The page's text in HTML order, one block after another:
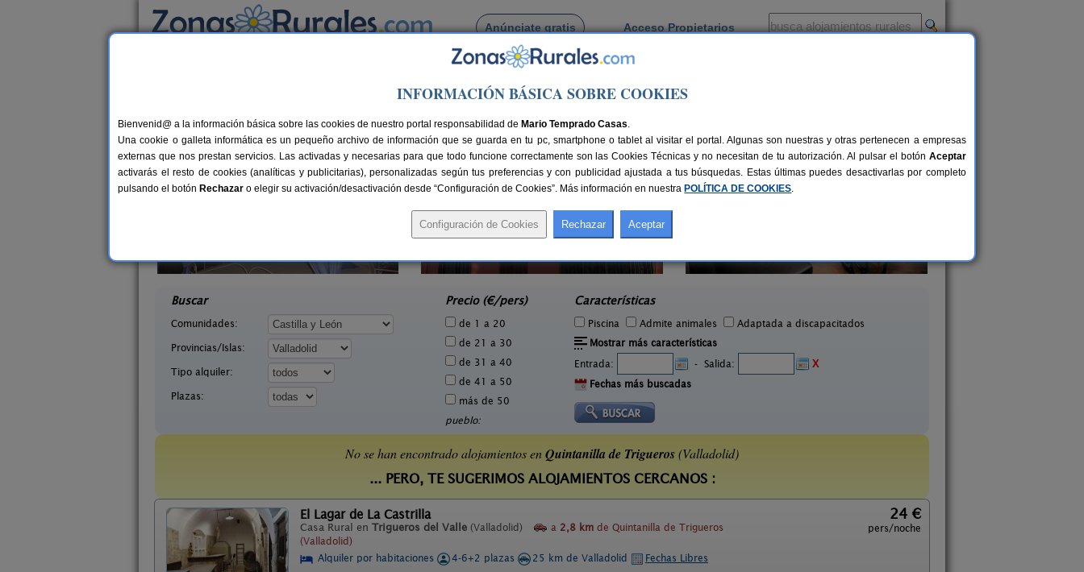
Anúnciate gratis Acceso Propietarios
Busca por pueblo
> Quintanilla de Trigueros
Casas Rurales cerca de Quintanilla de Trigueros
30 €
La Casa del Medio
Buscar
Comunidades:
Provincias/Islas:
Tipo alquiler:
Plazas:
Precio (€/pers)
de 1 a 20
de 21 a 30
de 31 a 40
de 41 a 50
más de 50
pueblo:
Características
Piscina Admite animales
Adaptada a discapacitados
Mostrar más características
Entrada:
- Salida:
X
Fechas más buscadas
No se han encontrado alojamientos enQuintanilla de Trigueros(Valladolid)
... PERO, TE SUGERIMOS ALOJAMIENTOS CERCANOS :
El Lagar de La Castrilla
Casa Rural en Trigueros del Valle (Valladolid) a 2,8 km de Quintanilla de Trigueros
(Valladolid)
24 €
pers/noche
Alquiler por habitaciones 4-6+2 plazas 25 km de Valladolid
Fechas Libres
INFORMACIÓN BÁSICA SOBRE COOKIES
Bienvenid@ a la información básica sobre las cookies de nuestro portal responsabilidad de Mario Temprado Casas.
Una cookie o galleta informática es un pequeño archivo de información que se guarda en tu pc, smartphone o tablet al visitar el portal. Algunas son nuestras y otras pertenecen a empresas
externas que nos prestan servicios. Las activadas y necesarias para que todo funcione correctamente son las Cookies Técnicas y no necesitan de tu autorización. Al pulsar el botón Aceptar
activarás el resto de cookies (analíticas y publicitarias), personalizadas según tus preferencias y con publicidad ajustada a tus búsquedas. Estas últimas puedes desactivarlas por completo
pulsando el botón Rechazar o elegir su activación/desactivación desde “Configuración de Cookies”. Más información en nuestra POLÍTICA DE COOKIES.